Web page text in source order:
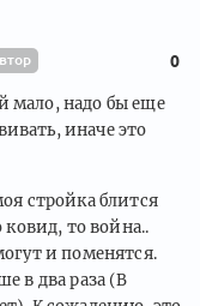
0
мало, надо бы еще
иначе это
стройка блится
ковид, то война..
и поменятся.
в два раза (В